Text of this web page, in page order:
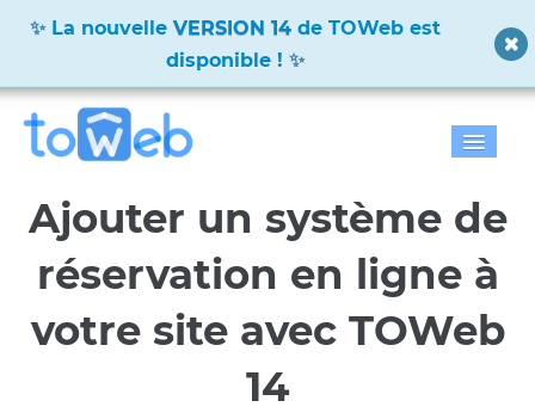
La nouvelle VERSION 14 de TOWeb est
disponible !
Accueil
Fonctions
Ajouter un système de
réservation en ligne à
votre site avec TOWeb
14